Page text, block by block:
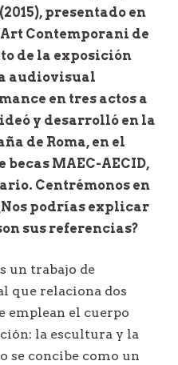
presentado en
Contemporani de
de la exposición
audiovisual
en tres actos a
y desarrolló en la
de Roma, en el
MAEC-AECID,
Centrémonos en
podrías explicar
sus referencias?
un trabajo de
que relaciona dos
emplean el cuerpo
la escultura y la
se concibe como un